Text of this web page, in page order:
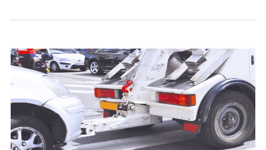
7.社員（従業者）の個人情報
人事･勤怠･健康・労務等の管理、給与支給、福利厚生・採用
退職関連処理等の各種手続きのため、当社と従業員または従
業員同士の連絡のため
8.取引先個人情報
取引先としての選定業務、営業情報の提供業務、契約締結手